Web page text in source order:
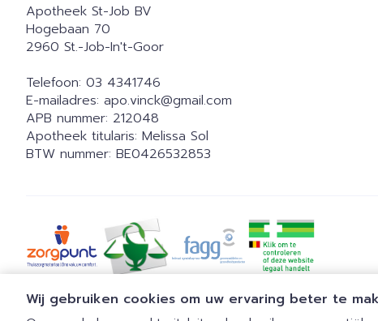
Wij gebruiken cookies om uw ervaring beter te
Apotheek St-Job BV
Hogebaan 70
2960 St.-Job-In't-Goor
Telefoon: 03 4341746
E-mailadres: apo.vinck@gmail.com
APB nummer: 212048
Apotheek titularis: Melissa Sol
BTW nummer: BE0426532853